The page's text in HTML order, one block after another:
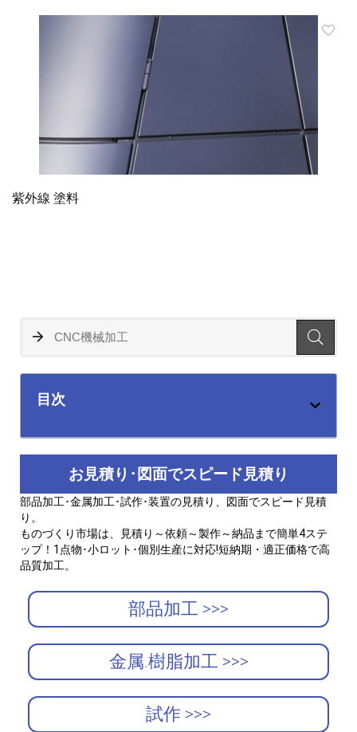
紫外線 塗料
目次
お見積り･図面でスピード見積り
部品加工･金属加工･試作･装置の見積り、図面でスピード見積
り。
ものづくり市場は、見積り～依頼～製作～納品まで簡単4ステ
ップ！1点物･小ロット･個別生産に対応!短納期・適正価格で高
品質加工。
部品加工 >>>
金属.樹脂加工 >>>
試作 >>>